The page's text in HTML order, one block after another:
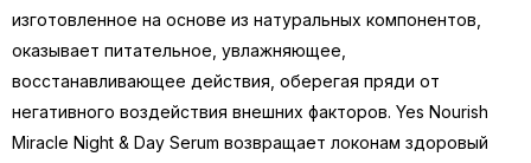
изготовленное на основе из натуральных компонентов,
оказывает питательное, увлажняющее,
восстанавливающее действия, оберегая пряди от
негативного воздействия внешних факторов. Yes Nourish
Miracle Night & Day Serum возвращает локонам здоровый